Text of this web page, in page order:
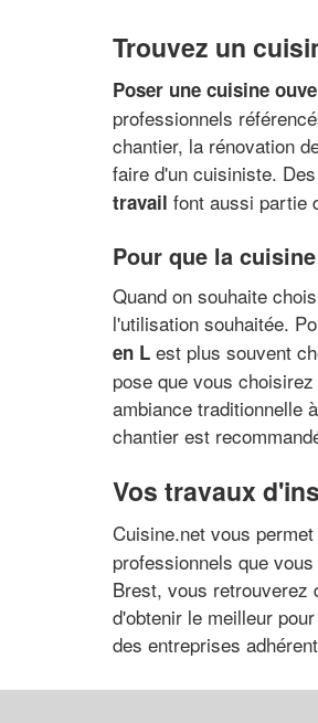
Trouvez un
Poser une cuisine
professionnels
chantier, la rénovation
faire d'un cuisiniste. Des
travail font aussi partie
Pour que la
Quand on souhaite
l'utilisation souhaitée.
en L est plus souvent
pose que vous
ambiance traditionnelle
chantier est
Vos travaux
Cuisine.net vous
professionnels que
Brest, vous retrouverez
d'obtenir le meilleur
des entreprises